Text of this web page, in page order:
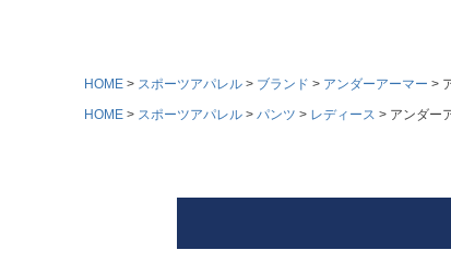
HOME スポーツアパレル ブランド アンダーアーマー
HOME
スポーツアパレル パンツ レディース アンダー